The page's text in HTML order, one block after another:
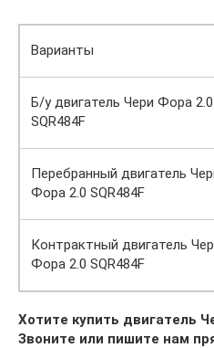
Варианты
Б/у двигатель Чери Фора 2.0
SQR484F
Перебранный двигатель
Фора 2.0 SQR484F
Контрактный двигатель
Фора 2.0 SQR484F
Хотите купить двигатель
Звоните или пишите нам